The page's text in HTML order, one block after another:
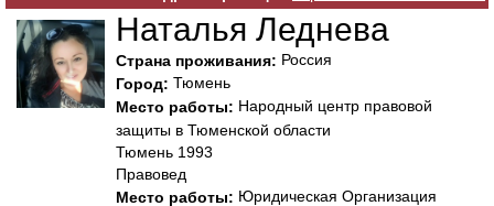
Наталья Леднева
Страна проживания: Россия
Город: Тюмень
Место работы: Народный центр правовой
защиты в Тюменской области
Тюмень 1993
Правовед
Место работы: Юридическая Организация